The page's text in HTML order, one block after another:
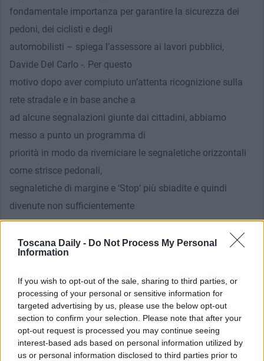
Toscana Daily - Do Not Process My Personal
Information
If you wish to opt-out of the sale, sharing to third parties, or
processing of your personal or sensitive information for
targeted advertising by us, please use the below opt-out
section to confirm your selection. Please note that after your
opt-out request is processed you may continue seeing
interest-based ads based on personal information utilized by
us or personal information disclosed to third parties prior to
fondamentale importanza per garantire la sicurezza dei
pedoni, dei ciclisti e degli
automobilisti – spiega l’assessore ai lavori pubblici,
Davide Del Carlo -. Per questo
motivo dopo aver compiuto un’attenta ricognizione sulla
rete stradale e in base anche a
ad alcune segnalazioni giunte dai cittadini, abbiamo
messo a punto un programma di
priorità in modo da riverniciare le segnaletiche orizzontali
come strisce pedonali,
segnaletiche di margine e ‘Stop’ più sbiadite e quindi
divenute non sufficientemente
visibili. I lavori sono partiti in questi giorni. Queste opere
testimoniano la nostra concreta
attenzione ad una buona manutenzione e all’efficienza
della nostra viabilità”.